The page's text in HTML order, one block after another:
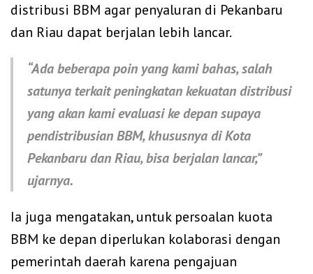
distribusi BBM agar penyaluran di Pekanbaru
dan Riau dapat berjalan lebih lancar.
“Ada beberapa poin yang kami bahas, salah
satunya terkait peningkatan kekuatan distribusi
yang akan kami evaluasi ke depan supaya
pendistribusian BBM, khususnya di Kota
Pekanbaru dan Riau, bisa berjalan lancar,”
ujarnya.
Ia juga mengatakan, untuk persoalan kuota
BBM ke depan diperlukan kolaborasi dengan
pemerintah daerah karena pengajuan